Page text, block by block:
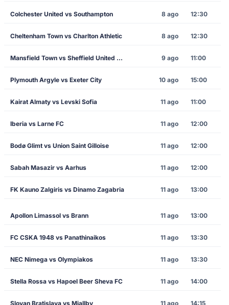
Colchester United vs Southampton 8 ago 12:30
Cheltenham Town vs Charlton Athletic 8 ago 12:30
Mansfield Town vs Sheffield United FC 9 ago 11:00
Plymouth Argyle vs Exeter City 10 ago 15:00
Kairat Almaty vs Levski Sofia 11 ago 11:00
Iberia vs Larne FC 11 ago 12:00
Bodø Glimt vs Union Saint Gilloise 11 ago 12:00
Sabah Masazir vs Aarhus 11 ago 12:00
FK Kauno Zalgiris vs Dinamo Zagabria 11 ago 13:00
Apollon Limassol vs Brann 11 ago 13:00
FC CSKA 1948 vs Panathinaikos 11 ago 13:30
NEC Nimega vs Olympiakos 11 ago 13:30
Stella Rossa vs Hapoel Beer Sheva FC 11 ago 14:00
Slovan Bratislava vs Mjallby 11 ago 14:15